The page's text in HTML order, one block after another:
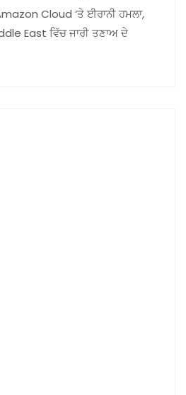
Cloud ‘ਤੇ ਈਰਾਨੀ ਹਮਲਾ,
East ਵਿੱਚ ਜਾਰੀ ਤਣਾਅ ਦੇ